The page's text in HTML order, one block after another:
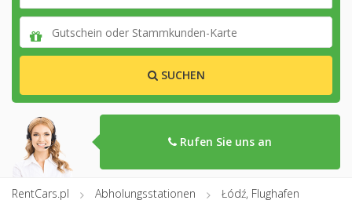
SUCHEN
Rufen Sie uns an
RentCars.pl Abholungsstationen Łódź, Flughafen